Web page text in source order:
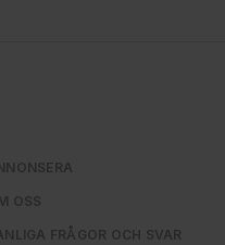
OSS
FRÅGOR OCH SVAR